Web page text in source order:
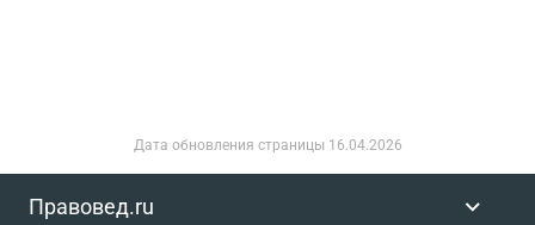
Дата обновления страницы 16.04.2026
Правовед.ru